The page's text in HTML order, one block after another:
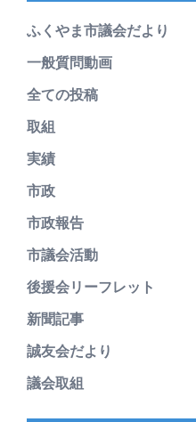
ふくやま市議会だより
一般質問動画
全ての投稿
取組
実績
市政
市政報告
市議会活動
後援会リーフレット
新聞記事
誠友会だより
議会取組